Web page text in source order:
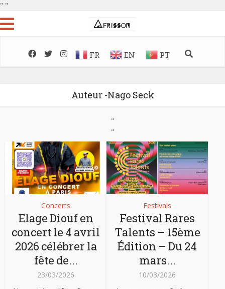
" "
FR EN PT
Auteur -Nago Seck
"
"
Concerts
Elage Diouf en
concert le 4 avril
2026 célébrer la
fête de...
23/03/2026
Festivals
Festival Rares
Talents – 15ème
Édition – Du 24
mars...
10/03/2026